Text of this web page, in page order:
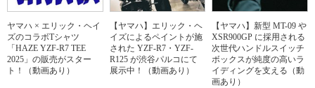
ヤマハ × エリック・ヘイ
ズのコラボTシャツ
「HAZE YZF-R7 TEE
2025」の販売がスター
ト！（動画あり）
【ヤマハ】エリック・ヘ
イズによるペイントが施
された YZF-R7・YZF-
R125 が渋谷パルコにて
展示中！（動画あり）
【ヤマハ】新型 MT-09 や
XSR900GP に採用される
次世代ハンドルスイッチ
ボックスが純度の高いラ
イディングを支える（動
画あり）